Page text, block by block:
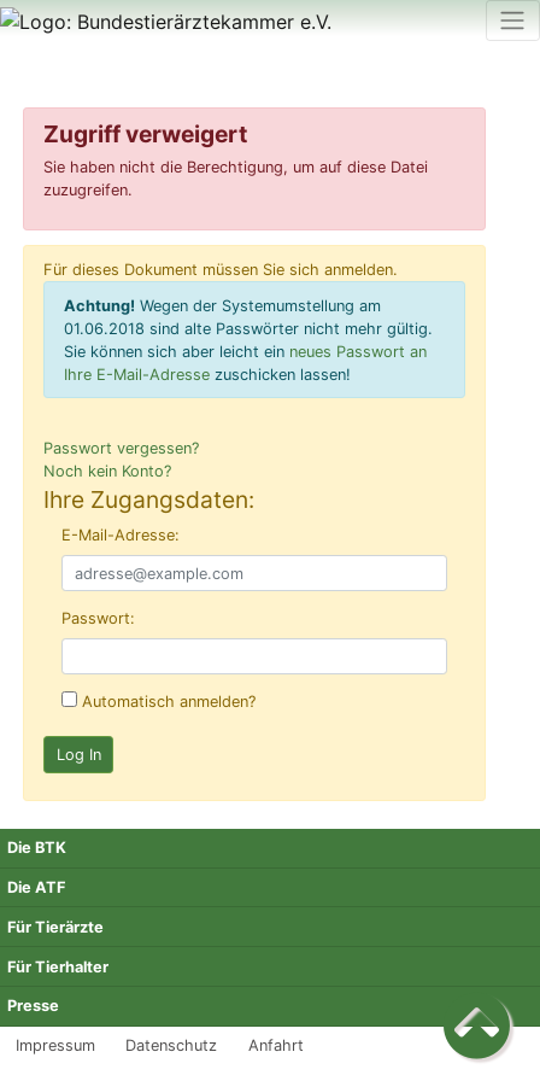
Zugriff verweigert
Sie haben nicht die Berechtigung, um auf diese Datei
zuzugreifen.
Für dieses Dokument müssen Sie sich anmelden.
Achtung! Wegen der Systemumstellung am
01.06.2018 sind alte Passwörter nicht mehr gültig.
Sie können sich aber leicht ein neues Passwort an
Ihre E-Mail-Adresse zuschicken lassen!
Passwort vergessen?
Noch kein Konto?
Ihre Zugangsdaten:
E-Mail-Adresse:
Passwort:
Automatisch anmelden?
Die BTK
Die ATF
Für Tierärzte
Für Tierhalter
Presse
Impressum Datenschutz Anfahrt